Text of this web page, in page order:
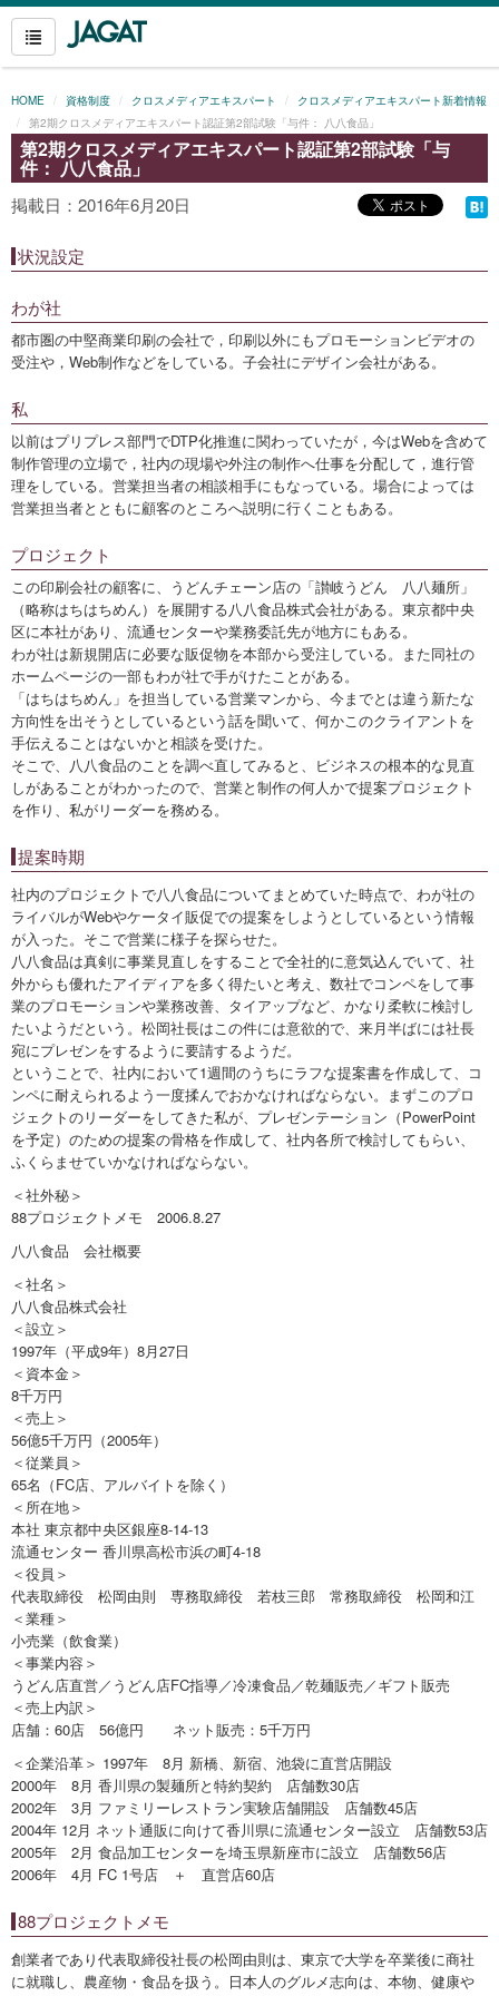
HOME 資格制度 クロスメディアエキスパート
クロスメディアエキスパート新着情報
第2期クロスメディアエキスパート認証第2部試験「与件： 八八食品」
第2期クロスメディアエキスパート認証第2部試験「与
件： 八八食品」
掲載日：2016年6月20日
状況設定
わが社
都市圏の中堅商業印刷の会社で，印刷以外にもプロモーションビデオの
受注や，Web制作などをしている。子会社にデザイン会社がある。
私
以前はプリプレス部門でDTP化推進に関わっていたが，今はWebを含めて
制作管理の立場で，社内の現場や外注の制作へ仕事を分配して，進行管
理をしている。営業担当者の相談相手にもなっている。場合によっては
営業担当者とともに顧客のところへ説明に行くこともある。
プロジェクト
この印刷会社の顧客に、うどんチェーン店の「讃岐うどん 八八麺所」
（略称はちはちめん）を展開する八八食品株式会社がある。東京都中央
区に本社があり、流通センターや業務委託先が地方にもある。
わが社は新規開店に必要な販促物を本部から受注している。また同社の
ホームページの一部もわが社で手がけたことがある。
「はちはちめん」を担当している営業マンから、今までとは違う新たな
方向性を出そうとしているという話を聞いて、何かこのクライアントを
手伝えることはないかと相談を受けた。
そこで、八八食品のことを調べ直してみると、ビジネスの根本的な見直
しがあることがわかったので、営業と制作の何人かで提案プロジェクト
を作り、私がリーダーを務める。
提案時期
社内のプロジェクトで八八食品についてまとめていた時点で、わが社の
ライバルがWebやケータイ販促での提案をしようとしているという情報
が入った。そこで営業に様子を探らせた。
八八食品は真剣に事業見直しをすることで全社的に意気込んでいて、社
外からも優れたアイディアを多く得たいと考え、数社でコンペをして事
業のプロモーションや業務改善、タイアップなど、かなり柔軟に検討し
たいようだという。松岡社長はこの件には意欲的で、来月半ばには社長
宛にプレゼンをするように要請するようだ。
ということで、社内において1週間のうちにラフな提案書を作成して、コ
ンペに耐えられるよう一度揉んでおかなければならない。まずこのプロ
ジェクトのリーダーをしてきた私が、プレゼンテーション（PowerPoint
を予定）のための提案の骨格を作成して、社内各所で検討してもらい、
ふくらませていかなければならない。
＜社外秘＞
88プロジェクトメモ 2006.8.27
八八食品 会社概要
＜社名＞
八八食品株式会社
＜設立＞
1997年（平成9年）8月27日
＜資本金＞
8千万円
＜売上＞
56億5千万円（2005年）
＜従業員＞
65名（FC店、アルバイトを除く）
＜所在地＞
本社 東京都中央区銀座8-14-13
流通センター 香川県高松市浜の町4-18
＜役員＞
代表取締役 松岡由則 専務取締役 若枝三郎 常務取締役 松岡和江
＜業種＞
小売業（飲食業）
＜事業内容＞
うどん店直営／うどん店FC指導／冷凍食品／乾麺販売／ギフト販売
＜売上内訳＞
店舗：60店 56億円 ネット販売：5千万円
＜企業沿革＞ 1997年 8月 新橋、新宿、池袋に直営店開設
2000年 8月 香川県の製麺所と特約契約 店舗数30店
2002年 3月 ファミリーレストラン実験店舗開設 店舗数45店
2004年 12月 ネット通販に向けて香川県に流通センター設立 店舗数53店
2005年 2月 食品加工センターを埼玉県新座市に設立 店舗数56店
2006年 4月 FC 1号店 ＋ 直営店60店
88プロジェクトメモ
創業者であり代表取締役社長の松岡由則は、東京で大学を卒業後に商社
に就職し、農産物・食品を扱う。日本人のグルメ志向は、本物、健康や